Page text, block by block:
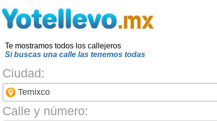
Te mostramos todos los callejeros
Si buscas una calle las tenemos todas
Ciudad:
Calle y número: